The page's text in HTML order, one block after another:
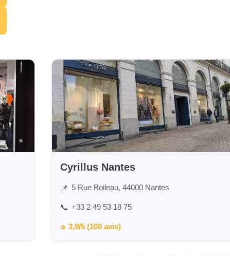
Cyrillus Nantes
📌 5 Rue Boileau, 44000 Nantes
📞 +33 2 49 53 18 75
⭐ 3,9/5 (100 avis)